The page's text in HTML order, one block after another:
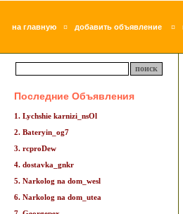
на главную ¤ добавить объявление ¤
Последние Объявления
1. Lychshie karnizi_nsOl
2. Bateryin_og7
3. rcproDew
4. dostavka_gnkr
5. Narkolog na dom_wesl
6. Narkolog na dom_utea